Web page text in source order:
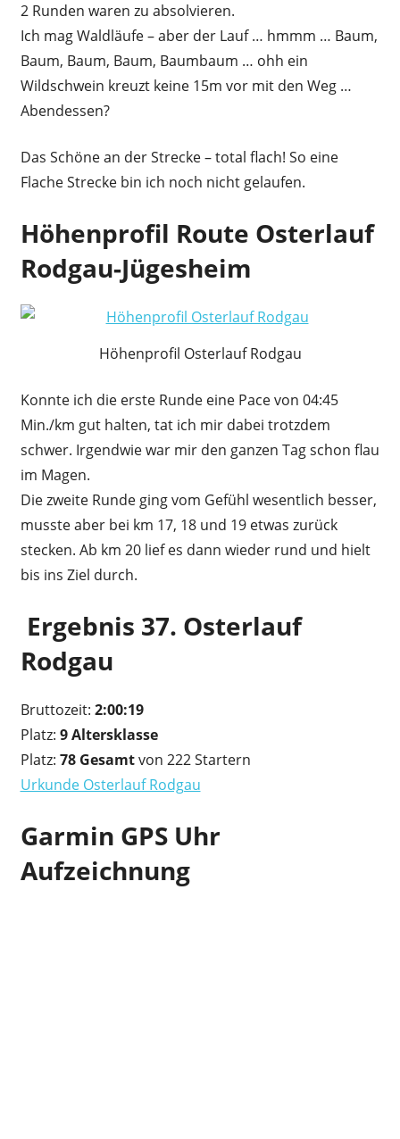
2 Runden waren zu absolvieren.
Ich mag Waldläufe – aber der Lauf … hmmm … Baum,
Baum, Baum, Baum, Baumbaum … ohh ein
Wildschwein kreuzt keine 15m vor mit den Weg …
Abendessen?
Das Schöne an der Strecke – total flach! So eine
Flache Strecke bin ich noch nicht gelaufen.
Höhenprofil Route Osterlauf
Rodgau-Jügesheim
Höhenprofil Osterlauf Rodgau
Konnte ich die erste Runde eine Pace von 04:45
Min./km gut halten, tat ich mir dabei trotzdem
schwer. Irgendwie war mir den ganzen Tag schon flau
im Magen.
Die zweite Runde ging vom Gefühl wesentlich besser,
musste aber bei km 17, 18 und 19 etwas zurück
stecken. Ab km 20 lief es dann wieder rund und hielt
bis ins Ziel durch.
Ergebnis 37. Osterlauf
Rodgau
Bruttozeit: 2:00:19
Platz: 9 Altersklasse
Platz: 78 Gesamtvon 222 Startern
Urkunde Osterlauf Rodgau
Garmin GPS Uhr
Aufzeichnung